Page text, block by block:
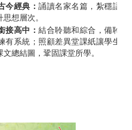
今經典： 誦讀名家名篇，紮穩語文
想層次。
接高中： 結合聆聽和綜合，備聆聽
有系統；照顧差異堂課紙讓學生填
總結圖，鞏固課堂所學。